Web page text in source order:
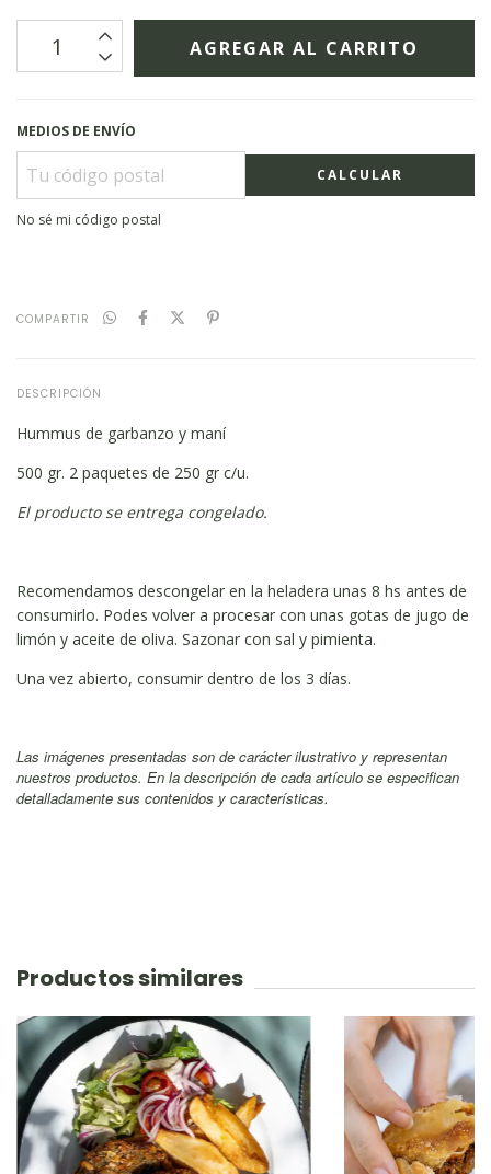
MEDIOS DE ENVÍO
CALCULAR
No sé mi código postal
COMPARTIR
DESCRIPCIÓN
Hummus de garbanzo y maní
500 gr. 2 paquetes de 250 gr c/u.
El producto se entrega congelado.
Recomendamos descongelar en la heladera unas 8 hs antes de
consumirlo. Podes volver a procesar con unas gotas de jugo de
limón y aceite de oliva. Sazonar con sal y pimienta.
Una vez abierto, consumir dentro de los 3 días.
Las imágenes presentadas son de carácter ilustrativo y representan
nuestros productos. En la descripción de cada artículo se especifican
detalladamente sus contenidos y características.
Productos similares